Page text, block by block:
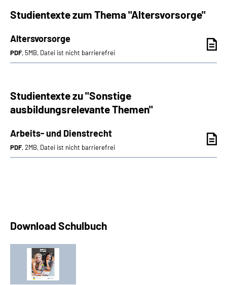
Studientexte zum Thema "Altersvorsorge"
Altersvorsorge
PDF, 5MB, Datei ist nicht barrierefrei
Studientexte zu "Sonstige
ausbildungsrelevante Themen"
Arbeits- und Dienstrecht
PDF, 2MB, Datei ist nicht barrierefrei
Download Schulbuch